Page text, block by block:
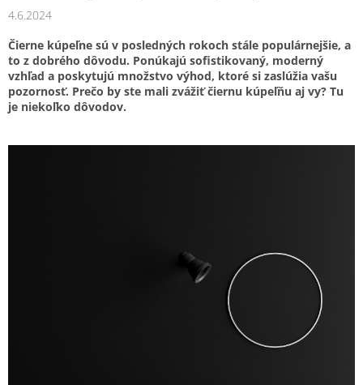
4.6.2024
Čierne kúpeľne sú v posledných rokoch stále populárnejšie, a
to z dobrého dôvodu. Ponúkajú sofistikovaný, moderný
vzhľad a poskytujú množstvo výhod, ktoré si zaslúžia vašu
pozornosť. Prečo by ste mali zvážiť čiernu kúpeľňu aj vy? Tu
je niekoľko dôvodov.